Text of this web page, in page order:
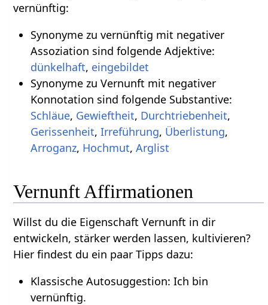
vernünftig:
Synonyme zu vernünftig mit negativer
Assoziation sind folgende Adjektive:
dünkelhaft, eingebildet
Synonyme zu Vernunft mit negativer
Konnotation sind folgende Substantive:
Schläue, Gewieftheit, Durchtriebenheit,
Gerissenheit, Irreführung, Überlistung,
Arroganz, Hochmut, Arglist
Vernunft Affirmationen
Willst du die Eigenschaft Vernunft in dir
entwickeln, stärker werden lassen, kultivieren?
Hier findest du ein paar Tipps dazu:
Klassische Autosuggestion: Ich bin
vernünftig.